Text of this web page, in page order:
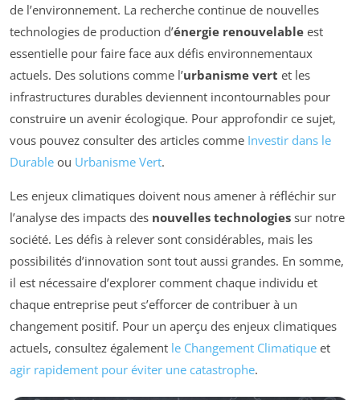
de l’environnement. La recherche continue de nouvelles
technologies de production d’énergie renouvelable est
essentielle pour faire face aux défis environnementaux
actuels. Des solutions comme l’urbanisme vert et les
infrastructures durables deviennent incontournables pour
construire un avenir écologique. Pour approfondir ce sujet,
vous pouvez consulter des articles comme Investir dans le
Durable ou Urbanisme Vert.
Les enjeux climatiques doivent nous amener à réfléchir sur
l’analyse des impacts des nouvelles technologies sur notre
société. Les défis à relever sont considérables, mais les
possibilités d’innovation sont tout aussi grandes. En somme,
il est nécessaire d’explorer comment chaque individu et
chaque entreprise peut s’efforcer de contribuer à un
changement positif. Pour un aperçu des enjeux climatiques
actuels, consultez également le Changement Climatique et
agir rapidement pour éviter une catastrophe.